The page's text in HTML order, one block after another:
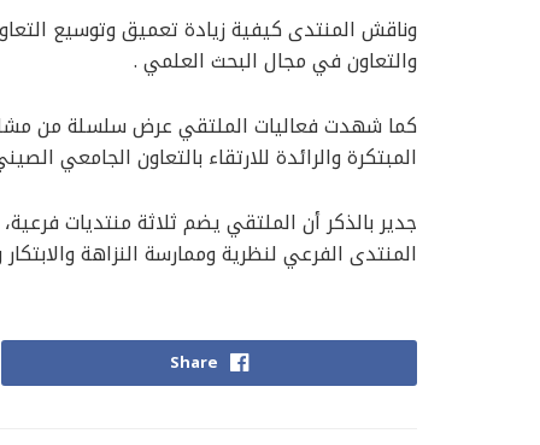
وناقش المنتدى كيفية زيادة تعميق وتوسيع
والتعاون في مجال البحث العلمي .
كما شهدت فعاليات الملتقي عرض سلسلة من
المبتكرة والرائدة للارتقاء بالتعاون الجامعي
جدير بالذكر أن الملتقي يضم ثلاثة منتديات
المنتدى الفرعي لنظرية وممارسة النزاهة
Share